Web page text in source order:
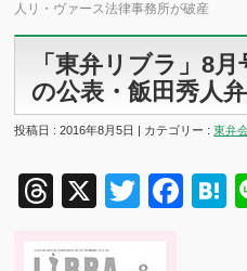
人リ・ヴァース法律事務所が破産
「東弁リブラ」8
の公表・飯田秀人
投稿日 : 2016年8月5日 | カテゴリー :東弁
Threads
X Twitter